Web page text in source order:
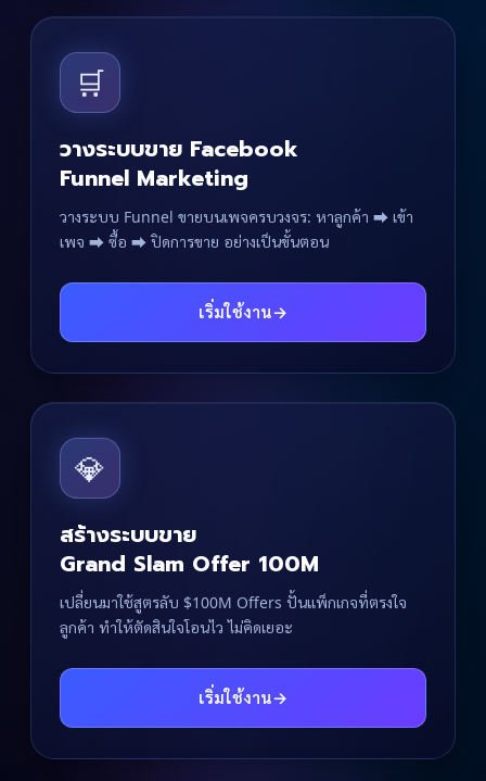
🛒
วางระบบขาย Facebook
Funnel Marketing
วางระบบ Funnel ขายบนเพจครบวงจร: หาลูกค้า ⮕ เข้า
เพจ ⮕ ซื้อ ⮕ ปิดการขาย อย่างเป็นขั้นตอน
เริ่มใช้งาน→
💎
สร้างระบบขาย
Grand Slam Offer 100M
เปลี่ยนมาใช้สูตรลับ $100M Offers ปั้นแพ็กเกจที่ตรงใจ
ลูกค้า ทำให้ตัดสินใจโอนไว ไม่คิดเยอะ
เริ่มใช้งาน→